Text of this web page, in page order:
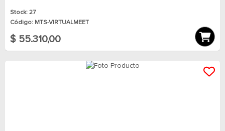
Stock: 27
Código: MTS-VIRTUALMEET
$ 55.310,00